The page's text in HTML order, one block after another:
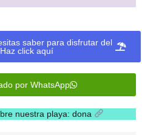
saber para disfrutar del
click aquí
por WhatsApp
nuestra playa: dona